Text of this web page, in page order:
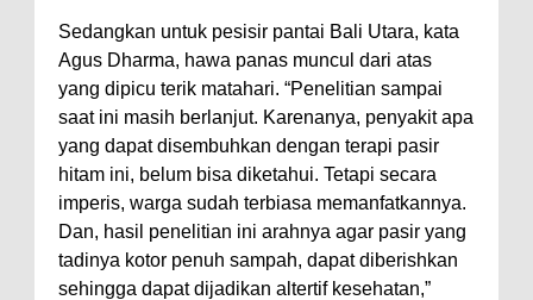
Sedangkan untuk pesisir pantai Bali Utara, kata
Agus Dharma, hawa panas muncul dari atas
yang dipicu terik matahari. “Penelitian sampai
saat ini masih berlanjut. Karenanya, penyakit apa
yang dapat disembuhkan dengan terapi pasir
hitam ini, belum bisa diketahui. Tetapi secara
imperis, warga sudah terbiasa memanfatkannya.
Dan, hasil penelitian ini arahnya agar pasir yang
tadinya kotor penuh sampah, dapat diberishkan
sehingga dapat dijadikan altertif kesehatan,”